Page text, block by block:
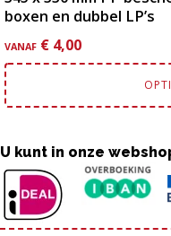
boxen en dubbel LP’s
VANAF € 4,00
U kunt in onze